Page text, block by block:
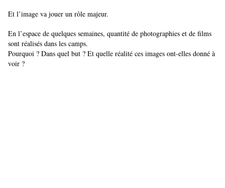
Et l’image va jouer un rôle majeur.
En l’espace de quelques semaines, quantité de photographies et de films
sont réalisés dans les camps.
Pourquoi ? Dans quel but ? Et quelle réalité ces images ont-elles donné à
voir ?